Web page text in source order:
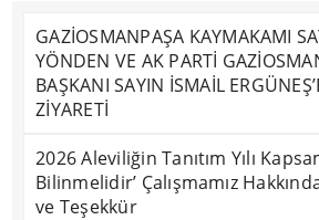
GAZİOSMANPAŞA KAYMAKAMI
YÖNDEN VE AK PARTİ
BAŞKANI SAYIN İSMAİL
ZİYARETİ
2026 Aleviliğin Tanıtım Yılı
Bilinmelidir’ Çalışmamız
ve Teşekkür